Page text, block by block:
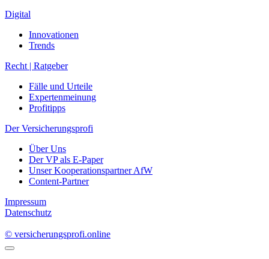
Digital
Innovationen
Trends
Recht | Ratgeber
Fälle und Urteile
Expertenmeinung
Profitipps
Der Versicherungsprofi
Über Uns
Der VP als E-Paper
Unser Kooperationspartner AfW
Content-Partner
Impressum
Datenschutz
© versicherungsprofi.online